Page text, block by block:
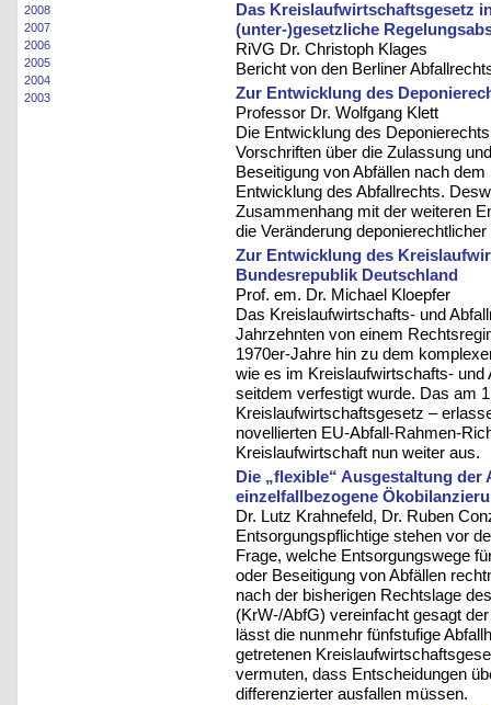
2008
2007
2006
2005
2004
2003
Das Kreislaufwirtschaftsgesetz
(unter-)gesetzliche
RiVG Dr. Christoph Klages
Bericht von den Berliner
Zur Entwicklung des
Professor Dr. Wolfgang Klett
Die Entwicklung des
Vorschriften über die Zulassung
Beseitigung von Abfällen nach
Entwicklung des Abfallrechts.
Zusammenhang mit der weiteren
die Veränderung
Zur Entwicklung des
Bundesrepublik Deutschland
Prof. em. Dr. Michael Kloepfer
Das Kreislaufwirtschafts- und
Jahrzehnten von einem
1970er-Jahre hin zu dem
wie es im Kreislaufwirtschafts- und
seitdem verfestigt wurde. Das am
Kreislaufwirtschaftsgesetz –
novellierten EU-Abfall-Rahmen-
Kreislaufwirtschaft nun weiter aus.
Die „flexible“ Ausgestaltung
einzelfallbezogene
Dr. Lutz Krahnefeld, Dr. Ruben
Entsorgungspflichtige stehen vor
Frage, welche Entsorgungswege
oder Beseitigung von Abfällen
nach der bisherigen Rechtslage
(KrW-/AbfG) vereinfacht gesagt
lässt die nunmehr fünfstufige
getretenen
vermuten, dass Entscheidungen
differenzierter ausfallen müssen.